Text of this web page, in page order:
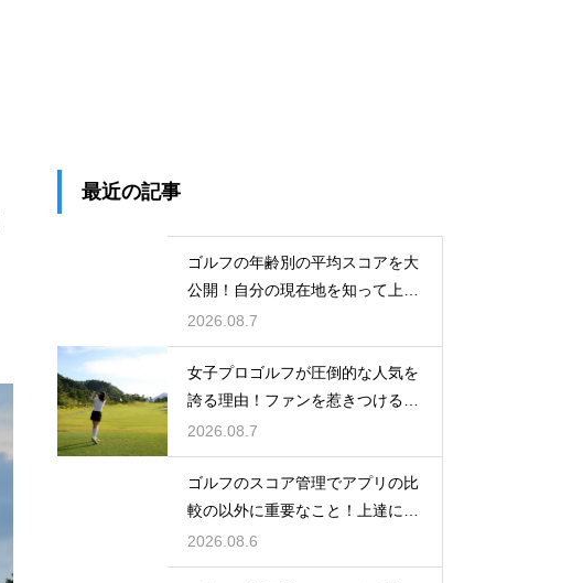
最近の記事
ゴルフの年齢別の平均スコアを大
公開！自分の現在地を知って上達
に繋げる
2026.08.7
女子プロゴルフが圧倒的な人気を
誇る理由！ファンを惹きつける最
大の魅力
2026.08.7
ゴルフのスコア管理でアプリの比
較の以外に重要なこと！上達に繋
がる記録術
2026.08.6